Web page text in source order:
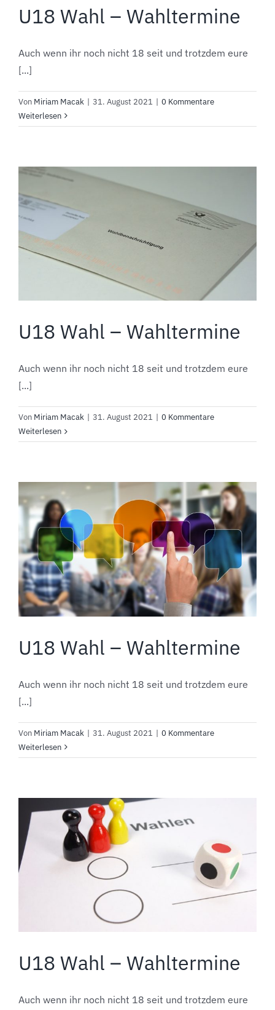
U18 Wahl – Wahltermine
Auch wenn ihr noch nicht 18 seit und trotzdem eure
[...]
Von Miriam Macak | 31. August 2021 | 0 Kommentare
Weiterlesen
U18 Wahl – Wahltermine
Auch wenn ihr noch nicht 18 seit und trotzdem eure
[...]
Von Miriam Macak | 31. August 2021 | 0 Kommentare
Weiterlesen
U18 Wahl – Wahltermine
Auch wenn ihr noch nicht 18 seit und trotzdem eure
[...]
Von Miriam Macak | 31. August 2021 | 0 Kommentare
Weiterlesen
U18 Wahl – Wahltermine
Auch wenn ihr noch nicht 18 seit und trotzdem eure